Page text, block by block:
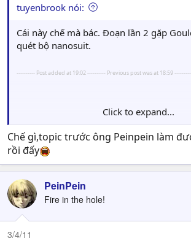
tuyenbrook nói:
Cái này chế mà bác. Đoạn lần 2 gặp
quét bộ nanosuit.
---------- Post added at 19:02 ---------- Previous post was at 18:59
Em thử lâu rồi bác ạh không được đâu.
cái nút nó kêu "uỳnh" 1 cái nhưng chạy
máy không hiện nút đỏ > không bấm
trước, nghĩa là chưa ra bản chính thức,
bản leak có chăng ????
[video]
/6/uUXlCH1stNc[/video]
Click to expand...
Chế gì,topic trước ông Peinpein làm
rồi đấy
PeinPein
Fire in the hole!
3/4/11